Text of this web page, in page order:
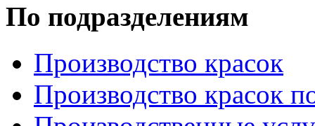
По подразделениям
Производство красок
Производство красок